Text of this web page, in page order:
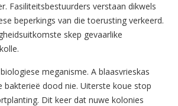
Fasiliteitsbestuurders verstaan ​​dikwels
beperkings van die toerusting verkeerd.
skep gevaarlike
meganisme. A blaasvrieskas
bakterieë dood nie. Uiterste koue stop
Dit keer dat nuwe kolonies